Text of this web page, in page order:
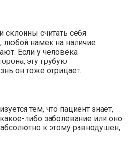
считать себя
намек на наличие
Если у человека
эту грубую
он тоже отрицает.
тем, что пациент знает,
либо заболевание или оно
к этому равнодушен,